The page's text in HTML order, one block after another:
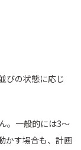
びの状態に応じ
。一般的には3～
かす場合も、計画